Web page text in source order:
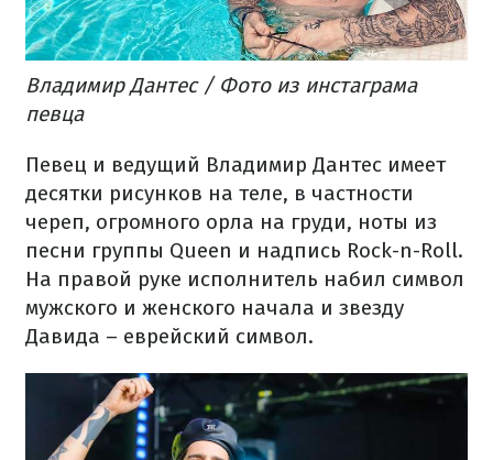
Владимир Дантес / Фото из инстаграма
певца​
Певец и ведущий Владимир Дантес имеет
десятки рисунков на теле, в частности
череп, огромного орла на груди, ноты из
песни группы Queen и надпись Rock-n-Roll.
На правой руке исполнитель набил символ
мужского и женского начала и звезду
Давида – еврейский символ.